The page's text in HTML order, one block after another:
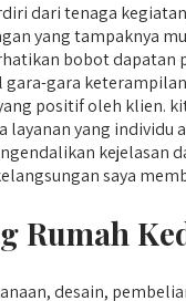
dari tenaga
yang tampaknya
bobot
gara
positif oleh klien.
yang
kejelasan
saya
Rumah
desain,